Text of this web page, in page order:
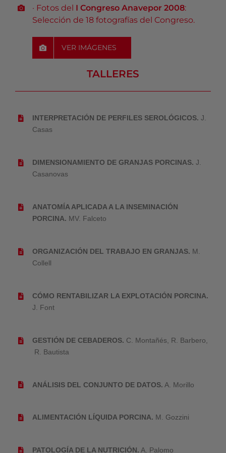
· Fotos del I Congreso Anavepor 2008:
Selección de 18 fotografías del Congreso.
VER IMÁGENES
TALLERES
INTERPRETACIÓN DE PERFILES SEROLÓGICOS. J.
Casas
DIMENSIONAMIENTO DE GRANJAS PORCINAS. J.
Casanovas
ANATOMÍA APLICADA A LA INSEMINACIÓN
PORCINA. MV. Falceto
ORGANIZACIÓN DEL TRABAJO EN GRANJAS. M.
Collell
CÓMO RENTABILIZAR LA EXPLOTACIÓN PORCINA.
J. Font
GESTIÓN DE CEBADEROS. C. Montañés, R. Barbero,
R. Bautista
ANÁLISIS DEL CONJUNTO DE DATOS. A. Morillo
ALIMENTACIÓN LÍQUIDA PORCINA. M. Gozzini
PATOLOGÍA DE LA NUTRICIÓN. A. Palomo